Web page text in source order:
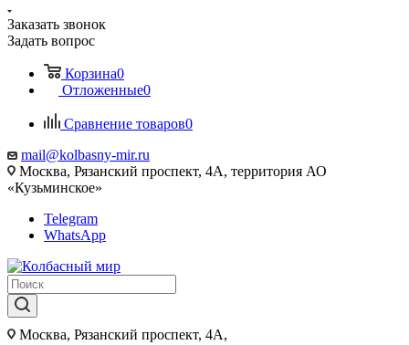
Заказать звонок
Задать вопрос
Корзина0
Отложенные0
Сравнение товаров0
mail@kolbasny-mir.ru
Москва, Рязанский проспект, 4А, территория АО
«Кузьминское»
Telegram
WhatsApp
Москва, Рязанский проспект, 4А,